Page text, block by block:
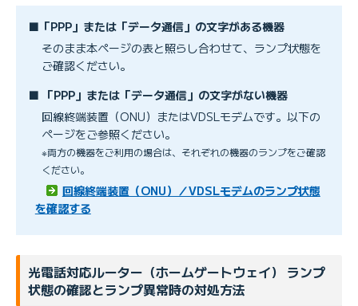
■「PPP」または「データ通信」の文字がある機器
そのまま本ページの表と照らし合わせて、ランプ状態を
ご確認ください。
■ 「PPP」または「データ通信」の文字がない機器
回線終端装置（ONU）またはVDSLモデムです。以下の
ページをご参照ください。
※両方の機器をご利用の場合は、それぞれの機器のランプをご確認
ください。
回線終端装置（ONU）／VDSLモデムのランプ状態
を確認する
光電話対応ルーター（ホームゲートウェイ） ランプ
状態の確認とランプ異常時の対処方法